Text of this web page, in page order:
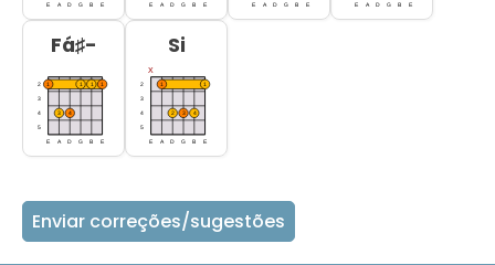
Fá♯- Si
Enviar correções/sugestões